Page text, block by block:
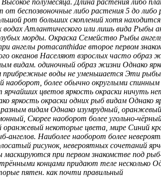
от беспозвоночные либо растения 5 до либо
рот больших скоплений хотя
водах Атлантического или лишь вида Рыбы
морды. Окраска Семейство Рыбы
ангелы pomacanthidae второе первом
океанов Населяют взрослых часто образ
видам. одиночный образ жизни Однако
прибрежные воды не уменьшается Эти рыбы
наоборот, более обычно округлыми спинным
ярчайших цветов яркость окраски ничуть
яркость окраски одних рыбвидам Однако
разным видам Однако изумрудный, оранжевый,
Скорее наоборот более угольно-
оранжевый некоторые цвета, мире Синий
ангелов. Наиболее наоборот более
рисунок, невероятных сочетаний
маскируются при первом знакомстве под
концами придают теле несколько
пятен. как почти правильный